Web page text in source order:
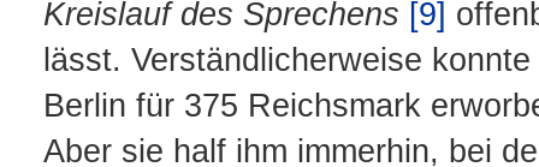
Kreislauf des Sprechens [9]
lässt. Verständlicherweise
Berlin für 375 Reichsmark
Aber sie half ihm immerhin, bei